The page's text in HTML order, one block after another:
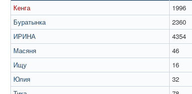
Кенга
1996
Буратынка
2360
ИРИНА
4354
Масяня
46
Ищу
16
Юлия
32